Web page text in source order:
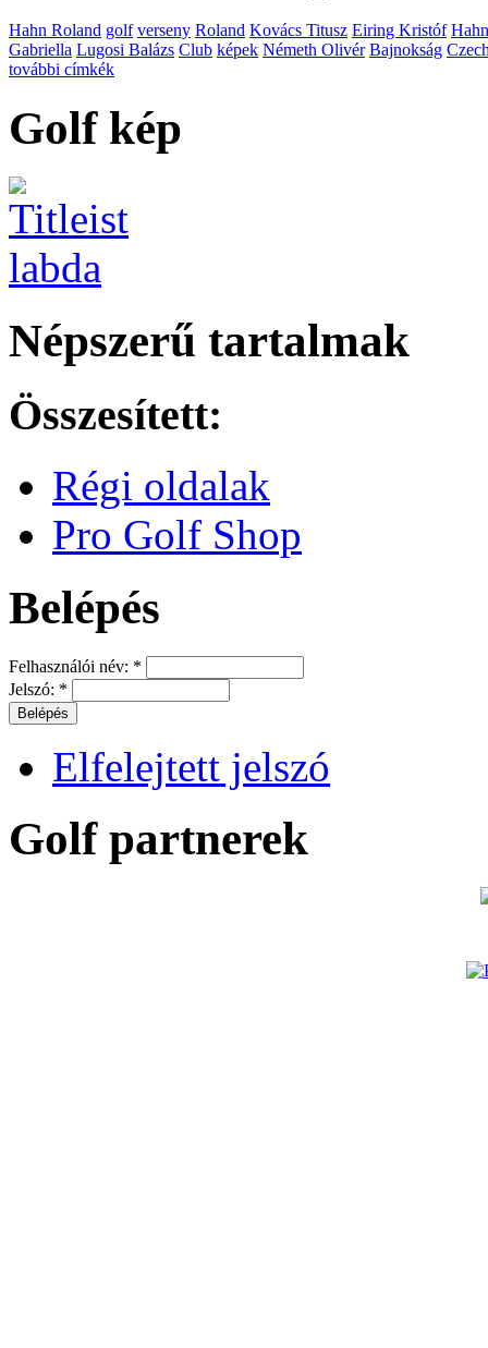
Hahn Roland golf verseny Roland Kovács Titusz Eiring Kristóf Hahn
Gabriella Lugosi Balázs Club képek Németh Olivér Bajnokság
további címkék
Golf kép
Népszerű tartalmak
Összesített:
Régi oldalak
Pro Golf Shop
Belépés
Felhasználói név: *
Jelszó: *
Elfelejtett jelszó
Golf partnerek